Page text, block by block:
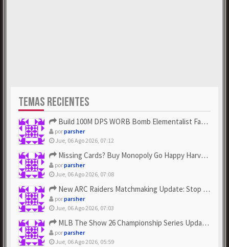
TEMAS RECIENTES
Build 100M DPS WORB Bomb Elementalist Fast - Grab POE Curren...
porparsher
Jue, 06 Ago 2026, 07:12
Missing Cards? Buy Monopoly Go Happy Harvest with Looney Tun...
porparsher
Jue, 06 Ago 2026, 07:08
New ARC Raiders Matchmaking Update: Stop Failed - Grab Bluep...
porparsher
Jue, 06 Ago 2026, 07:03
MLB The Show 26 Championship Series Update! Get Cheap & ...
porparsher
Jue, 06 Ago 2026, 05:59